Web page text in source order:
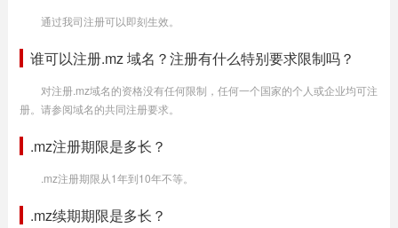
通过我司注册可以即刻生效。
谁可以注册.mz 域名？注册有什么特别要求限制吗？
对注册.mz域名的资格没有任何限制，任何一个国家的个人或企业均可注
册。请参阅域名的共同注册要求。
.mz注册期限是多长？
.mz注册期限从1年到10年不等。
.mz续期期限是多长？